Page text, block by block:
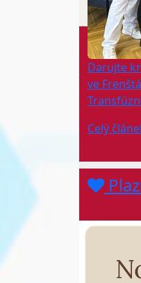
Darujte
ve
Celý